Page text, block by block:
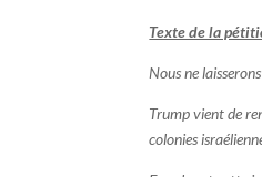
Texte de la
Nous ne
Trump vient de
colonies